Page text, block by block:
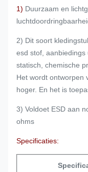
1) Duurzaam en
2) Dit soort
esd stof,
statisch, chemische
Het wordt ontworpen
hoger. En het is
3) Voldoet ESD aan
ohms
Specificaties: